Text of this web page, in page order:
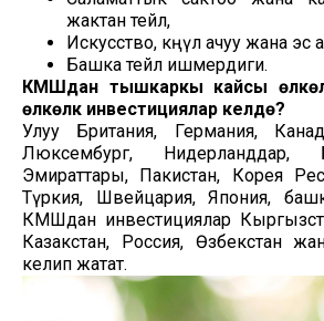
жактан тейлөө,
Искусство, көңүл ачуу жана эс
Башка тейлөө ишмердиги.
КМШдан тышкаркы кайсы
өлкөлүк инвестициялар келүүдө?
Улуу Британия, Германия,
Люксембург, Нидерланддар,
Эмираттары, Пакистан, Корея
Түркия, Швейцария, Япония,
КМШдан инвестициялар
Казакстан, Россия, Өзбекстан
келип жатат.